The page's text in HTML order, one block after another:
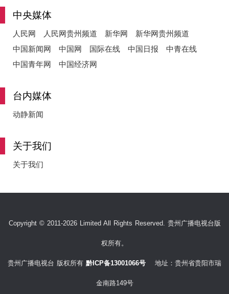
中央媒体
人民网 人民网贵州频道 新华网
新华网贵州频道
中国新闻网
中国网 国际在线 中国日报
中青在线
中国青年网
中国经济网
台内媒体
动静新闻
关于我们
关于我们
Copyright © 2011-2026 Limited All Rights Reserved. 贵州广播电视台版
权所有。
贵州广播电视台 版权所有 黔ICP备13001066号 地址：贵州省贵阳市瑞
金南路149号